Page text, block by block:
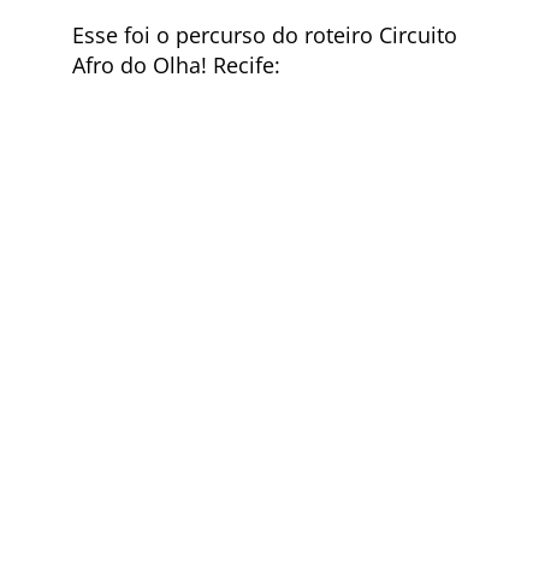
Esse foi o percurso do roteiro Circuito
Afro do Olha! Recife: